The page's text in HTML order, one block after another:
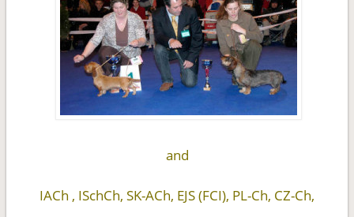
and
IACh , ISchCh, SK-ACh, EJS (FCI), PL-Ch, CZ-Ch,